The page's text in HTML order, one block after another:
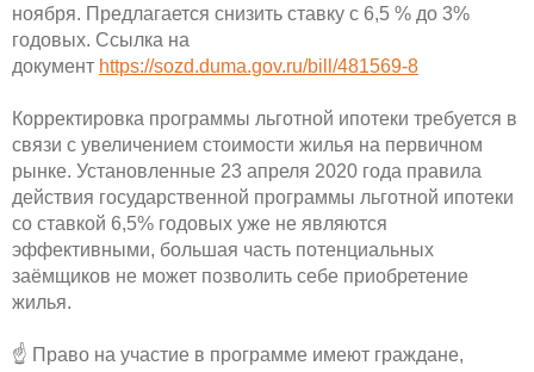
ноября. Предлагается снизить ставку с 6,5 % до 3%
годовых. Ссылка на
документ https://sozd.duma.gov.ru/bill/481569-8
Корректировка программы льготной ипотеки требуется в
связи с увеличением стоимости жилья на первичном
рынке. Установленные 23 апреля 2020 года правила
действия государственной программы льготной ипотеки
со ставкой 6,5% годовых уже не являются
эффективными, большая часть потенциальных
заёмщиков не может позволить себе приобретение
жилья.
☝️ Право на участие в программе имеют граждане,